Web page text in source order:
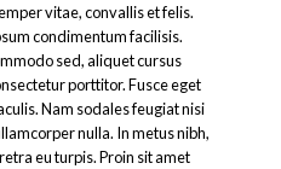
vitae, convallis et felis.
condimentum facilisis.
sed, aliquet cursus
porttitor. Fusce eget
Nam sodales feugiat nisi
nulla. In metus nibh,
eu turpis. Proin sit amet